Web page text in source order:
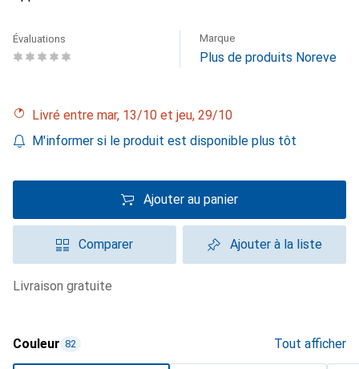
Évaluations Marque
Plus de produits Noreve
Livré entre mar, 13/10 et jeu, 29/10
M'informer si le produit est disponible plus tôt
Ajouter au panier
Comparer Ajouter à la liste
livraison gratuite
Couleur 82 Tout afficher